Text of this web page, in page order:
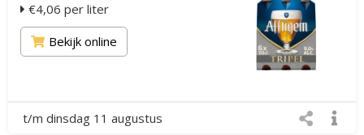
€4,06 per liter
Bekijk online
t/m dinsdag 11 augustus